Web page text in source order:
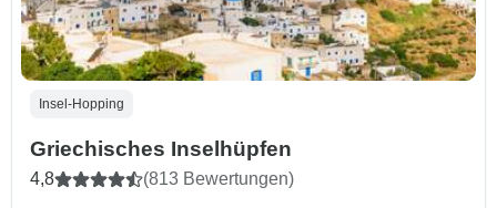
Insel-Hopping
Griechisches Inselhüpfen
4,8 (813 Bewertungen)